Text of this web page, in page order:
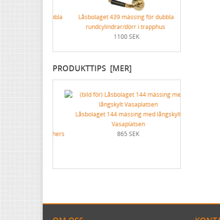
Låsbolaget 439 mässing för dubbla
rundcylindrar/dörr i trapphus
1100 SEK
PRODUKTTIPS [MER]
Låsbolaget 144 mässing med långskylt
Vasaplatsen
865 SEK